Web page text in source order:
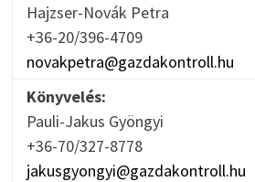
Hajzser-Novák Petra
+36-20/396-4709
novakpetra@gazdakontroll.hu
Könyvelés:
Pauli-Jakus Gyöngyi
+36-70/327-8778
jakusgyongyi@gazdakontroll.hu